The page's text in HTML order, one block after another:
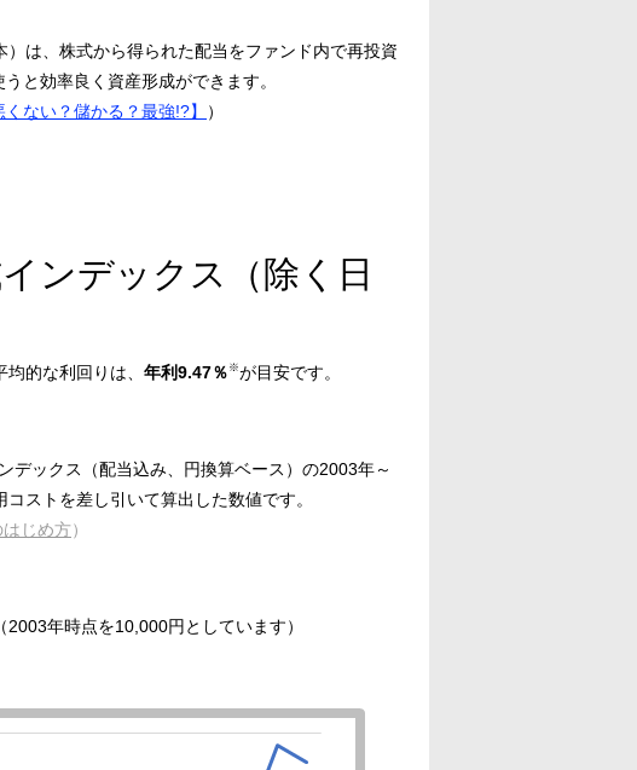
は、株式から得られた配当をファンド内で再投資
と効率良く資産形成ができます。
ない？儲かる？最強!?】 ）
ンデックス（除く日
的な利回りは、 年利9.47％ ※が目安です。
ックス（配当込み、円換算ベース）の2003年～
ストを差し引いて算出した数値です。
じめ方）
年時点を10,000円としています）